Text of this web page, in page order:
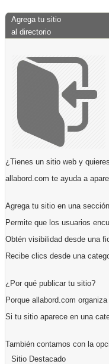
Agrega tu sitio
al directorio
¿Tienes un sitio web y
allabord.com te ayuda a
Agrega tu sitio en una
Permite que los usuarios
Obtén visibilidad desde una
Recibe clics desde una
¿Por qué publicar tu sitio?
Porque allabord.com
Si tu sitio aparece en una
También contamos con la
Sitio Destacado